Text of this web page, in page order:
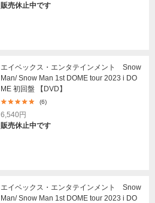
販売休止中です
エイベックス・エンタテインメント Snow
Man/ Snow Man 1st DOME tour 2023 i DO
ME 初回盤 【DVD】
(6)
6,540円
販売休止中です
エイベックス・エンタテインメント Snow
Man/ Snow Man 1st DOME tour 2023 i DO